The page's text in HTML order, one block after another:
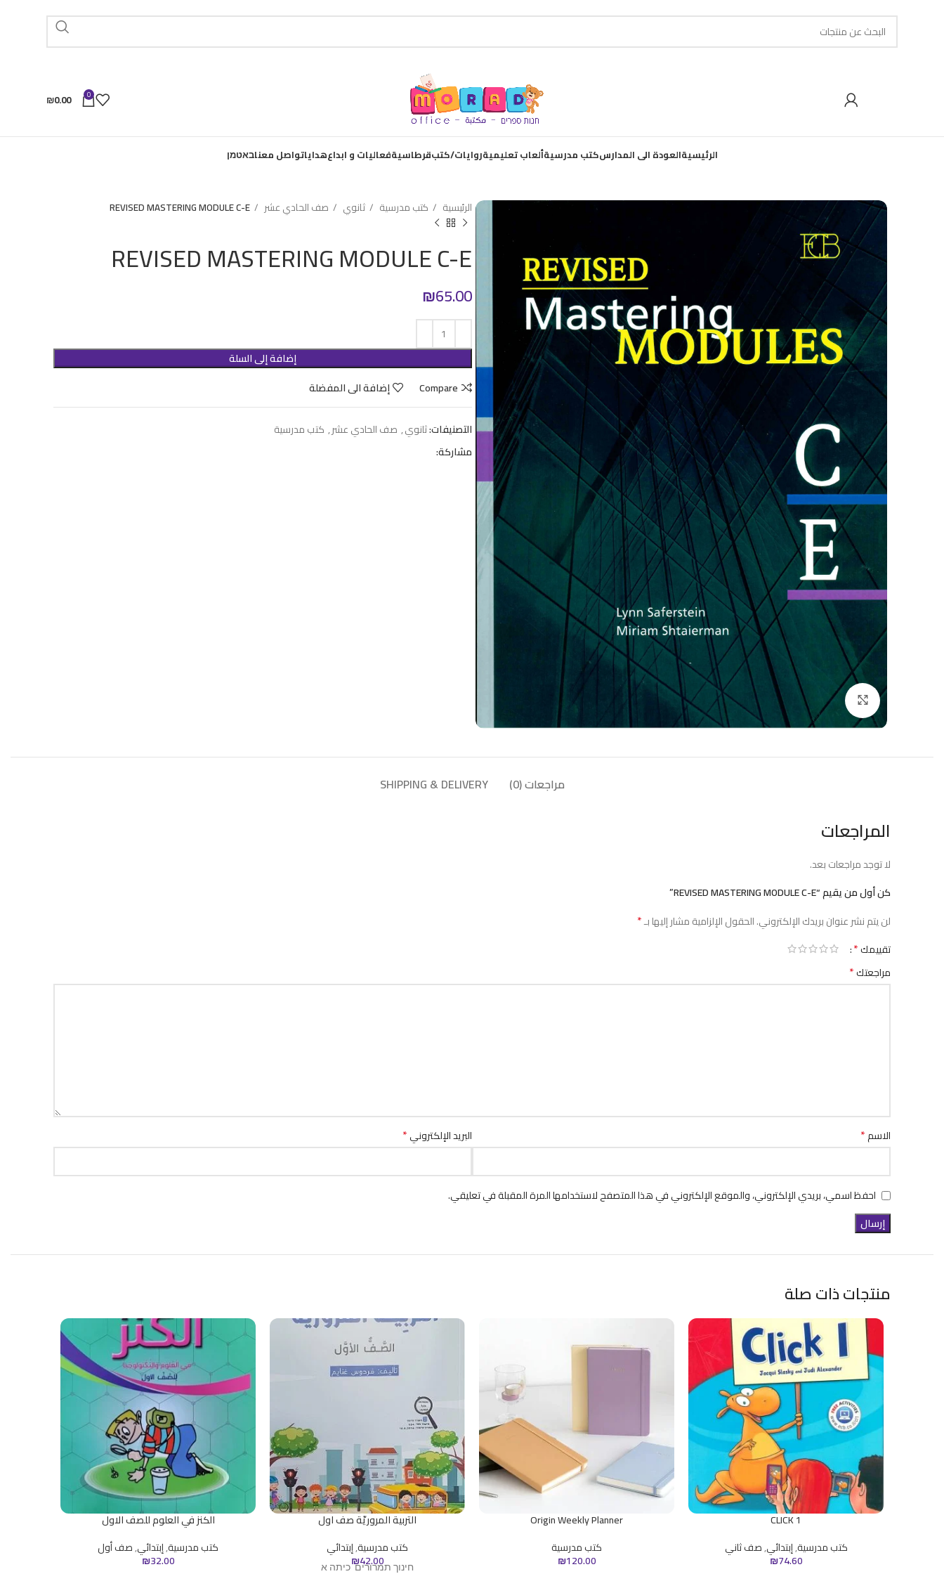
0
₪0.00
الرئيسيةالعودة الى المدارسكتب مدرسيةألعاب تعليميةروايات/كتبقرطاسيةفعاليات و ابداعهداياتواصل معناבאטמן
Click to enlarge
الرئيسية كتب مدرسية ثانوي صف الحادي عشر REVISED MASTERING MODULE C-E
REVISED MASTERING MODULE C-E
₪65.00
إضافة إلى السلة
Compare
إضافة الى المفضلة
التصنيفات:ثانوي, صف الحادي عشر, كتب مدرسية
مشاركة:
مراجعات (0) SHIPPING & DELIVERY
المراجعات
لا توجد مراجعات بعد.
كن أول من يقيم “REVISED MASTERING MODULE C-E”
لن يتم نشر عنوان بريدك الإلكتروني.الحقول الإلزامية مشار إليها بـ*
تقييمك*
مراجعتك*
الاسم* البريد الإلكتروني*
احفظ اسمي، بريدي الإلكتروني، والموقع الإلكتروني في هذا المتصفح لاستخدامها المرة المقبلة في تعليقي.
منتجات ذات صلة
CLICK 1
كتب مدرسية,إبتدائي,صف ثاني
₪74.60
Origin Weekly Planner
كتب مدرسية
₪120.00
التربية المروريّة صف اول
كتب مدرسية,إبتدائي
₪42.00
חינוך תמרורים כיתה א
الكنز في العلوم للصف الاول
كتب مدرسية,إبتدائي,صف أول
₪32.00